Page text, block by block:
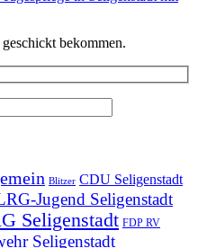
bekommen.
Blitzer CDU Seligenstadt
Jugend Seligenstadt
Seligenstadt FDP RV
Seligenstadt